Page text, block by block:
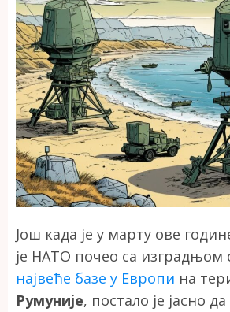
Још када је у марту ове
је НАТО почео са изградњом
највеће базе у Европи на
Румуније, постало је јасно